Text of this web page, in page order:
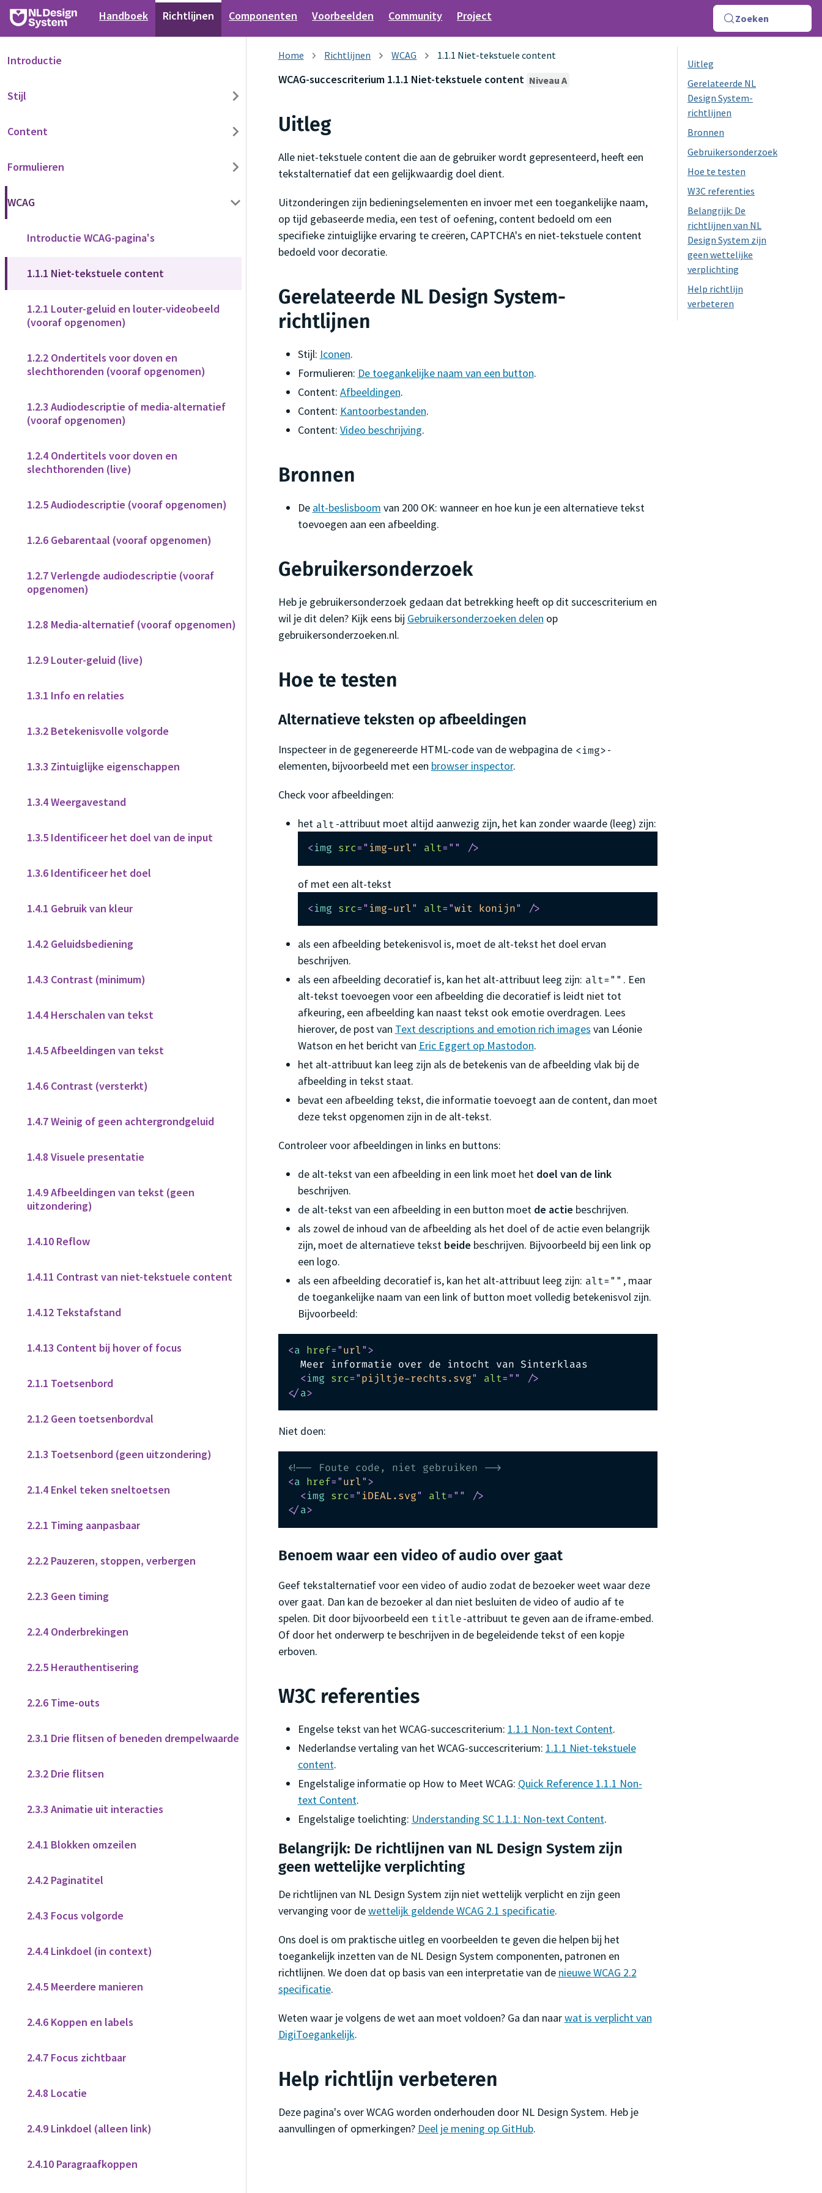
Handboek Richtlijnen Componenten Voorbeelden Community Project Zoeken
Introductie
Stijl
Content
Formulieren
WCAG
Introductie WCAG-pagina's
1.1.1 Niet-tekstuele content
1.2.1 Louter-geluid en louter-videobeeld
(vooraf opgenomen)
1.2.2 Ondertitels voor doven en
slechthorenden (vooraf opgenomen)
1.2.3 Audiodescriptie of media-alternatief
(vooraf opgenomen)
1.2.4 Ondertitels voor doven en
slechthorenden (live)
1.2.5 Audiodescriptie (vooraf opgenomen)
1.2.6 Gebarentaal (vooraf opgenomen)
1.2.7 Verlengde audiodescriptie (vooraf
opgenomen)
1.2.8 Media-alternatief (vooraf opgenomen)
1.2.9 Louter-geluid (live)
1.3.1 Info en relaties
1.3.2 Betekenisvolle volgorde
1.3.3 Zintuiglijke eigenschappen
1.3.4 Weergavestand
1.3.5 Identificeer het doel van de input
1.3.6 Identificeer het doel
1.4.1 Gebruik van kleur
1.4.2 Geluidsbediening
1.4.3 Contrast (minimum)
1.4.4 Herschalen van tekst
1.4.5 Afbeeldingen van tekst
1.4.6 Contrast (versterkt)
1.4.7 Weinig of geen achtergrondgeluid
1.4.8 Visuele presentatie
1.4.9 Afbeeldingen van tekst (geen
uitzondering)
1.4.10 Reflow
1.4.11 Contrast van niet-tekstuele content
1.4.12 Tekstafstand
1.4.13 Content bij hover of focus
2.1.1 Toetsenbord
2.1.2 Geen toetsenbordval
2.1.3 Toetsenbord (geen uitzondering)
2.1.4 Enkel teken sneltoetsen
2.2.1 Timing aanpasbaar
2.2.2 Pauzeren, stoppen, verbergen
2.2.3 Geen timing
2.2.4 Onderbrekingen
2.2.5 Herauthentisering
2.2.6 Time-outs
2.3.1 Drie flitsen of beneden drempelwaarde
2.3.2 Drie flitsen
2.3.3 Animatie uit interacties
2.4.1 Blokken omzeilen
2.4.2 Paginatitel
2.4.3 Focus volgorde
2.4.4 Linkdoel (in context)
2.4.5 Meerdere manieren
2.4.6 Koppen en labels
2.4.7 Focus zichtbaar
2.4.8 Locatie
2.4.9 Linkdoel (alleen link)
2.4.10 Paragraafkoppen
Richtlijnen WCAG 1.1.1 Niet-tekstuele content
WCAG-succescriterium 1.1.1 Niet-tekstuele content Niveau A
Uitleg
Alle niet-tekstuele content die aan de gebruiker wordt gepresenteerd, heeft een
tekstalternatief dat een gelijkwaardig doel dient.
Uitzonderingen zijn bedieningselementen en invoer met een toegankelijke naam,
op tijd gebaseerde media, een test of oefening, content bedoeld om een
specifieke zintuiglijke ervaring te creëren, CAPTCHA's en niet-tekstuele content
bedoeld voor decoratie.
Gerelateerde NL Design System-
richtlijnen
Stijl: Iconen.
Formulieren: De toegankelijke naam van een button.
Content: Afbeeldingen.
Content: Kantoorbestanden.
Content: Video beschrijving.
Bronnen
De alt-beslisboom van 200 OK: wanneer en hoe kun je een alternatieve tekst
toevoegen aan een afbeelding.
Gebruikersonderzoek
Heb je gebruikersonderzoek gedaan dat betrekking heeft op dit succescriterium en
wil je dit delen? Kijk eens bij Gebruikersonderzoeken delen op
gebruikersonderzoeken.nl.
Hoe te testen
Alternatieve teksten op afbeeldingen
Inspecteer in de gegenereerde HTML-code van de webpagina de <img> -
elementen, bijvoorbeeld met een browser inspector.
Check voor afbeeldingen:
het alt -attribuut moet altijd aanwezig zijn, het kan zonder waarde (leeg) zijn:
<img src= " img-url" alt= " " />
of met een alt-tekst
<img src= " img-url" alt= "wit konijn" />
als een afbeelding betekenisvol is, moet de alt-tekst het doel ervan
beschrijven.
als een afbeelding decoratief is, kan het alt-attribuut leeg zijn: alt="" . Een
alt-tekst toevoegen voor een afbeelding die decoratief is leidt niet tot
afkeuring, een afbeelding kan naast tekst ook emotie overdragen. Lees
hierover, de post van Text descriptions and emotion rich images van Léonie
Watson en het bericht van Eric Eggert op Mastodon.
het alt-attribuut kan leeg zijn als de betekenis van de afbeelding vlak bij de
afbeelding in tekst staat.
bevat een afbeelding tekst, die informatie toevoegt aan de content, dan moet
deze tekst opgenomen zijn in de alt-tekst.
Controleer voor afbeeldingen in links en buttons:
de alt-tekst van een afbeelding in een link moet het doel van de link
beschrijven.
de alt-tekst van een afbeelding in een button moet de actie beschrijven.
als zowel de inhoud van de afbeelding als het doel of de actie even belangrijk
zijn, moet de alternatieve tekst beide beschrijven. Bijvoorbeeld bij een link op
een logo.
als een afbeelding decoratief is, kan het alt-attribuut leeg zijn: alt="" , maar
de toegankelijke naam van een link of button moet volledig betekenisvol zijn.
Bijvoorbeeld:
<a href= " url" >
  Meer informatie over de intocht van Sinterklaas
<img src= " pijltje-rechts.svg" alt= " "
/>
</a>
Niet doen:
<!-- Foute code, niet gebruiken -->
<a href= " url" >
<img src= " iDEAL.svg" alt= " "
/>
</ a>
Benoem waar een video of audio over gaat
Geef tekstalternatief voor een video of audio zodat de bezoeker weet waar deze
over gaat. Dan kan de bezoeker al dan niet besluiten de video of audio af te
spelen. Dit door bijvoorbeeld een title -attribuut te geven aan de iframe-embed.
Of door het onderwerp te beschrijven in de begeleidende tekst of een kopje
erboven.
W3C referenties
Engelse tekst van het WCAG-succescriterium: 1.1.1 Non-text Content.
Nederlandse vertaling van het WCAG-succescriterium: 1.1.1 Niet-tekstuele
content.
Engelstalige informatie op How to Meet WCAG: Quick Reference 1.1.1 Non-
text Content.
Engelstalige toelichting: Understanding SC 1.1.1: Non-text Content.
Belangrijk: De richtlijnen van NL Design System zijn
geen wettelijke verplichting
De richtlijnen van NL Design System zijn niet wettelijk verplicht en zijn geen
vervanging voor dewettelijk geldende WCAG 2.1 specificatie.
Ons doel is om praktische uitleg en voorbeelden te geven die helpen bij het
toegankelijk inzetten van de NL Design System componenten, patronen en
richtlijnen. We doen dat op basis van een interpretatie van de nieuwe WCAG 2.2
specificatie.
Weten waar je volgens de wet aan moet voldoen? Ga dan naarwat is verplicht van
DigiToegankelijk.
Help richtlijn verbeteren
Deze pagina's over WCAG worden onderhouden door NL Design System. Heb je
aanvullingen of opmerkingen? Deel je mening op GitHub.
Uitleg
Gerelateerde NL
Design System-
richtlijnen
Bronnen
Gebruikersonderzoek
Hoe te testen
W3C referenties
Belangrijk: De
richtlijnen van NL
Design System zijn
geen wettelijke
verplichting
Help richtlijn
verbeteren